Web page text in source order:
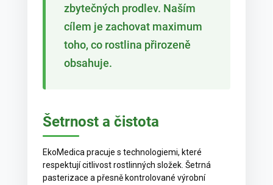
zbytečných prodlev. Naším
cílem je zachovat maximum
toho, co rostlina přirozeně
obsahuje.
Šetrnost a čistota
EkoMedica pracuje s technologiemi, které
respektují citlivost rostlinných složek. Šetrná
pasterizace a přesně kontrolované výrobní